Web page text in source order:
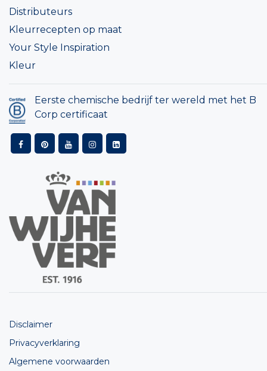
Distributeurs
Kleurrecepten op maat
Your Style Inspiration
Kleur
Eerste chemische bedrijf ter wereld met het B
Corp certificaat
Disclaimer
Privacyverklaring
Algemene voorwaarden